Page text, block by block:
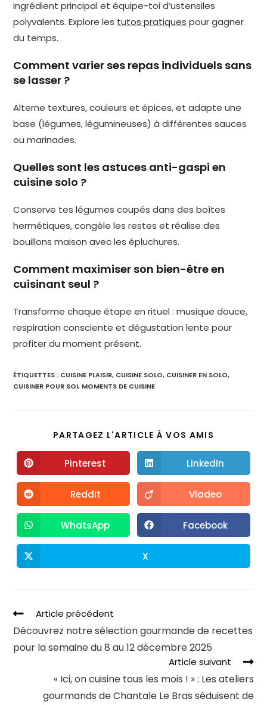
ingrédient principal et équipe-toi d’ustensiles
polyvalents. Explore les tutos pratiques pour gagner
du temps.
Comment varier ses repas individuels sans
se lasser ?
Alterne textures, couleurs et épices, et adapte une
base (légumes, légumineuses) à différentes sauces
ou marinades.
Quelles sont les astuces anti-gaspi en
cuisine solo ?
Conserve tes légumes coupés dans des boîtes
hermétiques, congèle les restes et réalise des
bouillons maison avec les épluchures.
Comment maximiser son bien-être en
cuisinant seul ?
Transforme chaque étape en rituel : musique douce,
respiration consciente et dégustation lente pour
profiter du moment présent.
ÉTIQUETTES : CUISINE PLAISIR, CUISINE SOLO, CUISINER EN SOLO,
CUISINER POUR SOI, MOMENTS DE CUISINE
PARTAGEZ L'ARTICLE À VOS AMIS
Pinterest LinkedIn
Reddit Viadeo
WhatsApp Facebook
X
Article précédent
Découvrez notre sélection gourmande de recettes
pour la semaine du 8 au 12 décembre 2025
Article suivant
« Ici, on cuisine tous les mois ! » : Les ateliers
gourmands de Chantale Le Bras séduisent de